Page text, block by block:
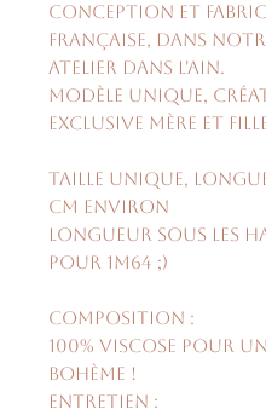
Conception et
française, dans
atelier dans l'Ain.
Modèle unique,
exclusive Mère et
Taille unique,
cm environ
Longueur sous les
pour 1m64 ;)
Composition :
100% viscose pour
bohème !
Entretien :